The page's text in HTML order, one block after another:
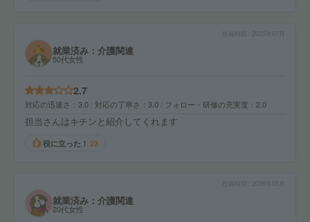
2025年07月
就業済み：介護関連
50代女性
2.7
対応の迅速さ 3.0 対応の丁寧さ 3.0 フォロー・研修の充実度 2.0
担当さんはキチンと紹介してくれます
役に立った！ 23
就業済み：介護関連
20代女性